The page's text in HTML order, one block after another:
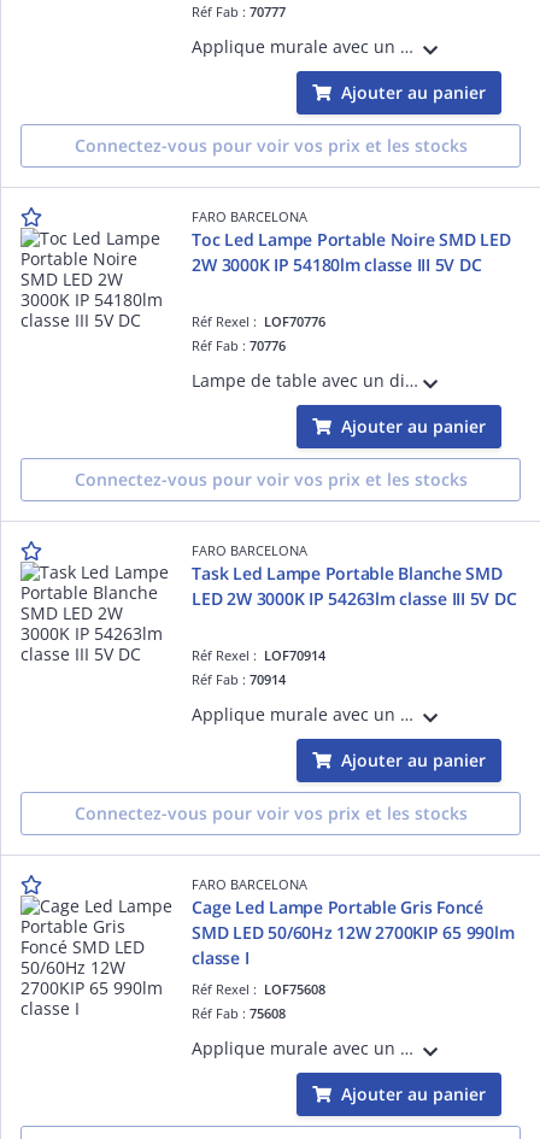
Réf Fab :70777
Applique murale avec un diffuseur en PC opal structure en Aluminium couleur Blanc mat SMD LED source incluse 50/60Hz 8W 3000K CRI >80 IP 65600lm classe I 220V-240V hauteur:282mm longueur: 170mmprofondeur: 200mm
Ajouter au panier
Connectez-vous pour voir vos prix et les stocks
FARO BARCELONA
Toc Led Lampe Portable Noire SMD LED
2W 3000K IP 54180lm classe III 5V DC
Réf Rexel : LOF70776
Réf Fab :70776
Lampe de table avec un diffuseur en PC opal structure en Aluminium couleur Gris SMD LED source incluse 2W 3000K IP 54 180lm classe III5V DC hauteur: 380mm longueur:110mm profondeur: 110mm
Ajouter au panier
Connectez-vous pour voir vos prix et les stocks
FARO BARCELONA
Task Led Lampe Portable Blanche SMD
LED 2W 3000K IP 54263lm classe III 5V DC
Réf Rexel : LOF70914
Réf Fab :70914
Applique murale avec un diffuseur en verre transparent structure en Laiton couleur Laiton E27 source non incluse 50/60Hz 15W IP 44 classe I 100V-240V hauteur:230mm longueur: 120mm profondeur: 200mm
Ajouter au panier
Connectez-vous pour voir vos prix et les stocks
FARO BARCELONA
Cage Led Lampe Portable Gris Foncé
SMD LED 50/60Hz 12W 2700KIP 65 990lm
classe I
Réf Rexel : LOF75608
Réf Fab :75608
Applique murale avec un diffuseur en PC opal structure en Aluminium couleur Gris foncé SMD LED source incluse 50/60Hz 8W 3000K CRI >80 IP 54450lm classe I 220V-240V hauteur:300mm longueur: 90mmprofondeur: 127mm
Ajouter au panier